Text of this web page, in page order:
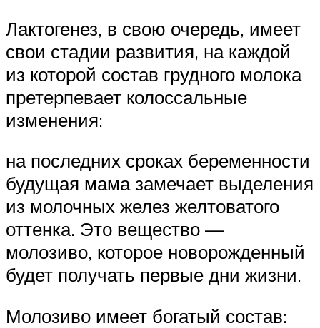
Лактогенез, в свою очередь, имеет
свои стадии развития, на каждой
из которой состав грудного молока
претерпевает колоссальные
изменения:
на последних сроках беременности
будущая мама замечает выделения
из молочных желез желтоватого
оттенка. Это вещество —
молозиво, которое новорожденный
будет получать первые дни жизни.
Молозиво имеет богатый состав: